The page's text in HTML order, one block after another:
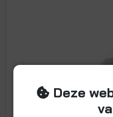
Deze